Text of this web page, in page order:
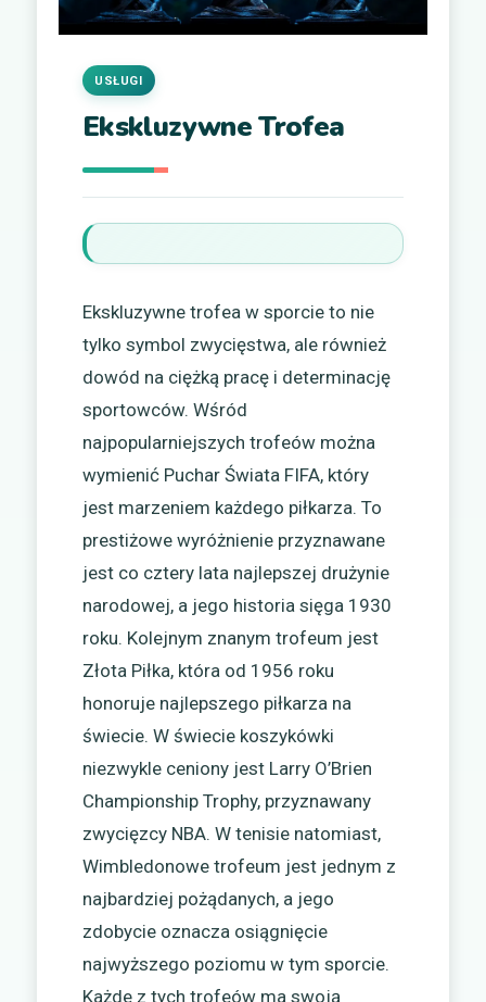
Ekskluzywne Trofea
USŁUGI
Ekskluzywne trofea w sporcie to nie
tylko symbol zwycięstwa, ale również
dowód na ciężką pracę i determinację
sportowców. Wśród
najpopularniejszych trofeów można
wymienić Puchar Świata FIFA, który
jest marzeniem każdego piłkarza. To
prestiżowe wyróżnienie przyznawane
jest co cztery lata najlepszej drużynie
narodowej, a jego historia sięga 1930
roku. Kolejnym znanym trofeum jest
Złota Piłka, która od 1956 roku
honoruje najlepszego piłkarza na
świecie. W świecie koszykówki
niezwykle ceniony jest Larry O’Brien
Championship Trophy, przyznawany
zwycięzcy NBA. W tenisie natomiast,
Wimbledonowe trofeum jest jednym z
najbardziej pożądanych, a jego
zdobycie oznacza osiągnięcie
najwyższego poziomu w tym sporcie.
Każde z tych trofeów ma swoją